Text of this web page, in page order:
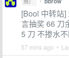
[Bool 中转站
言抽奖 66 刀
5 刀 不掺水
57 mins ago •